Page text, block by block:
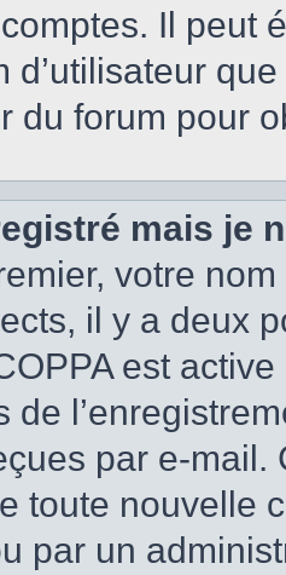
Il peut
d’utilisateur
du forum pour
mais je
votre
il y a deux
est
de
par e-
toute nouvelle
par un